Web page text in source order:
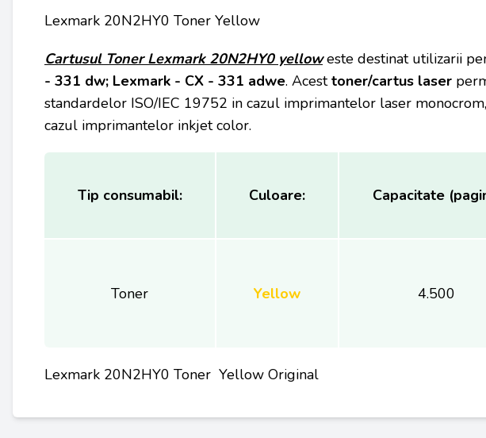
Lexmark 20N2HY0 Toner Yellow
Cartusul Toner Lexmark 20N2HY0 yellow este destinat utilizarii
- 331 dw; Lexmark - CX - 331 adwe. Acesttoner/cartus laser
standardelor ISO/IEC 19752 in cazul imprimantelor laser
cazul imprimantelor inkjet color.
Tip consumabil: Culoare: Capacitate
Toner Yellow 4.500
Lexmark 20N2HY0 Toner Yellow Original